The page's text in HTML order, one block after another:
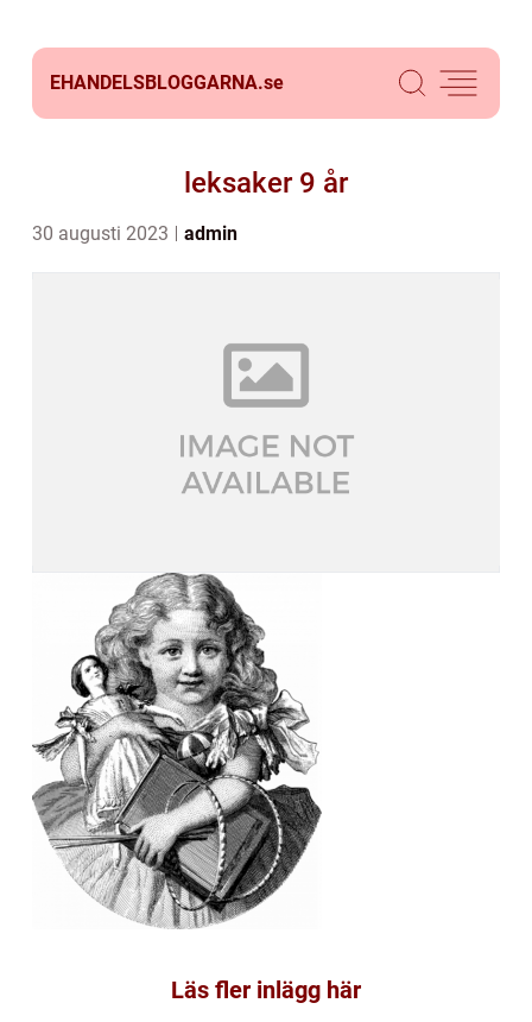
EHANDELSBLOGGARNA.se
leksaker 9 år
30 augusti 2023 admin
Läs fler inlägg här